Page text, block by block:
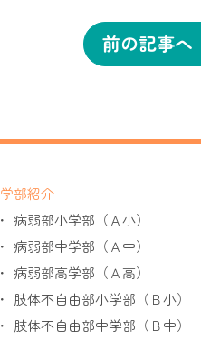
前の記事へ
学部紹介
病弱部小学部（Ａ小）
病弱部中学部（Ａ中）
病弱部高学部（Ａ高）
肢体不自由部小学部（Ｂ小）
肢体不自由部中学部（Ｂ中）